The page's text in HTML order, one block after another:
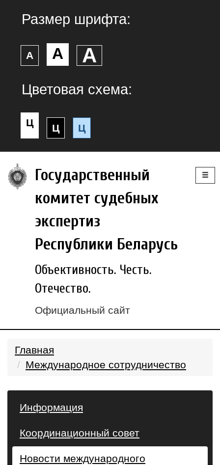
Размер шрифта:
А А А
Цветовая схема:
Ц Ц Ц
Государственный
комитет судебных
экспертиз
Республики Беларусь
Объективность. Честь.
Отечество.
Официальный сайт
Главная
Международное сотрудничество
Информация
Координационный совет
Новости международного